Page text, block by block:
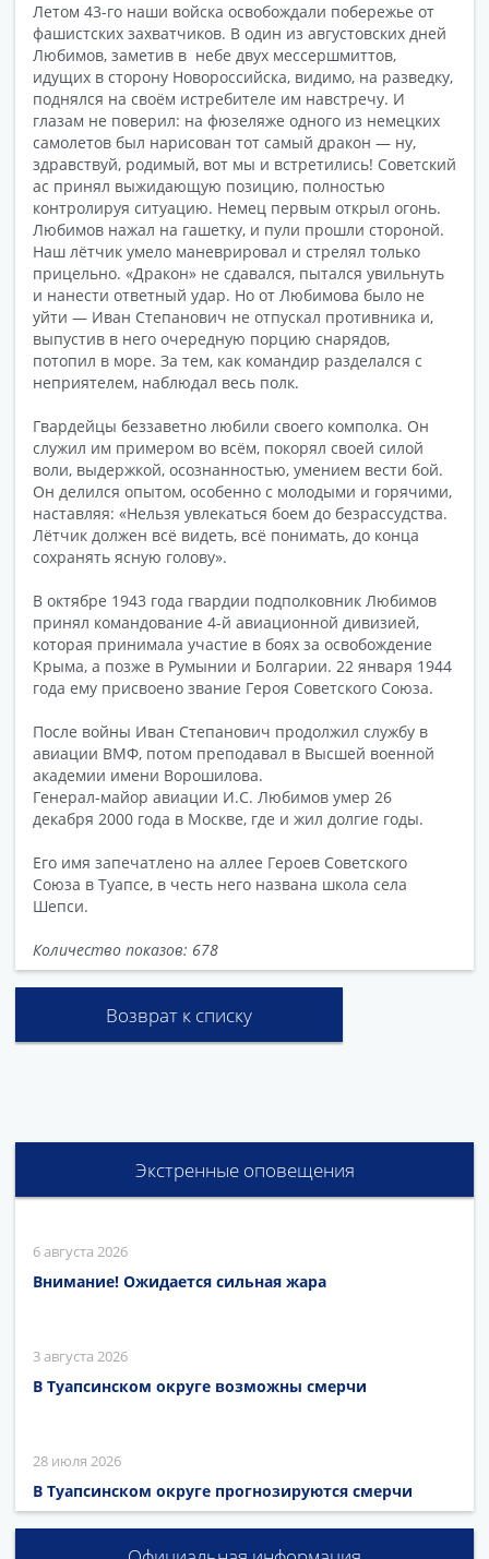
Летом 43-го наши войска освобождали побережье от
фашистских захватчиков. В один из августовских дней
Любимов, заметив в небе двух мессершмиттов,
идущих в сторону Новороссийска, видимо, на разведку,
поднялся на своём истребителе им навстречу. И
глазам не поверил: на фюзеляже одного из немецких
самолетов был нарисован тот самый дракон — ну,
здравствуй, родимый, вот мы и встретились! Советский
ас принял выжидающую позицию, полностью
контролируя ситуацию. Немец первым открыл огонь.
Любимов нажал на гашетку, и пули прошли стороной.
Наш лётчик умело маневрировал и стрелял только
прицельно. «Дракон» не сдавался, пытался увильнуть
и нанести ответный удар. Но от Любимова было не
уйти — Иван Степанович не отпускал противника и,
выпустив в него очередную порцию снарядов,
потопил в море. За тем, как командир разделался с
неприятелем, наблюдал весь полк.
Гвардейцы беззаветно любили своего комполка. Он
служил им примером во всём, покорял своей силой
воли, выдержкой, осознанностью, умением вести бой.
Он делился опытом, особенно с молодыми и горячими,
наставляя: «Нельзя увлекаться боем до безрассудства.
Лётчик должен всё видеть, всё понимать, до конца
сохранять ясную голову».
В октябре 1943 года гвардии подполковник Любимов
принял командование 4-й авиационной дивизией,
которая принимала участие в боях за освобождение
Крыма, а позже в Румынии и Болгарии. 22 января 1944
года ему присвоено звание Героя Советского Союза.
После войны Иван Степанович продолжил службу в
авиации ВМФ, потом преподавал в Высшей военной
академии имени Ворошилова.
Генерал-майор авиации И.С. Любимов умер 26
декабря 2000 года в Москве, где и жил долгие годы.
Его имя запечатлено на аллее Героев Советского
Союза в Туапсе, в честь него названа школа села
Шепси.
Количество показов: 678
Возврат к списку
Экстренные оповещения
6 августа 2026
Внимание! Ожидается сильная жара
3 августа 2026
В Туапсинском округе возможны смерчи
28 июля 2026
В Туапсинском округе прогнозируются смерчи